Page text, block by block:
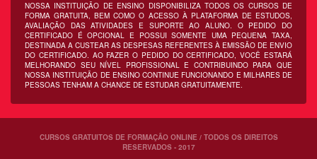
NOSSA INSTITUIÇÃO DE ENSINO DISPONIBILIZA TODOS OS CURSOS DE
FORMA GRATUITA, BEM COMO O ACESSO À PLATAFORMA DE ESTUDOS,
AVALIAÇÃO DAS ATIVIDADES E SUPORTE AO ALUNO. O PEDIDO DO
CERTIFICADO É OPCIONAL E POSSUI SOMENTE UMA PEQUENA TAXA,
DESTINADA A CUSTEAR AS DESPESAS REFERENTES À EMISSÃO DE ENVIO
DO CERTIFICADO. AO FAZER O PEDIDO DO CERTIFICADO, VOCÊ ESTARÁ
MELHORANDO SEU NÍVEL PROFISSIONAL E CONTRIBUINDO PARA QUE
NOSSA INSTITUIÇÃO DE ENSINO CONTINUE FUNCIONANDO E MILHARES DE
PESSOAS TENHAM A CHANCE DE ESTUDAR GRATUITAMENTE.
CURSOS GRATUITOS DE FORMAÇÃO ONLINE / TODOS OS DIREITOS
RESERVADOS - 2017